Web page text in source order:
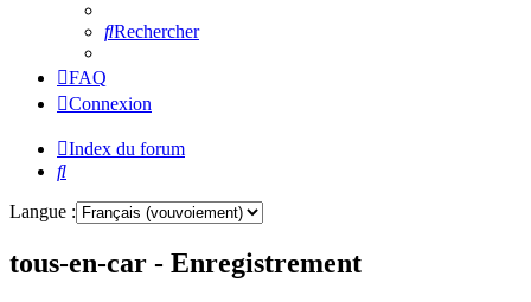
Rechercher
FAQ
Connexion
Index du forum
Rechercher
Langue :
tous-en-car - Enregistrement